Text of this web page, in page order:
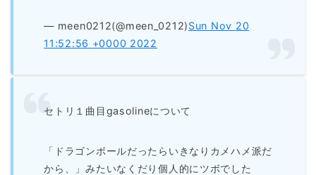
— meen0212(@meen_0212)Sun Nov 20
11:52:56 +0000 2022
セトリ１曲目gasolineについて
「ドラゴンボールだったらいきなりカメハメ派だ
から、」みたいなくだり個人的にツボでした